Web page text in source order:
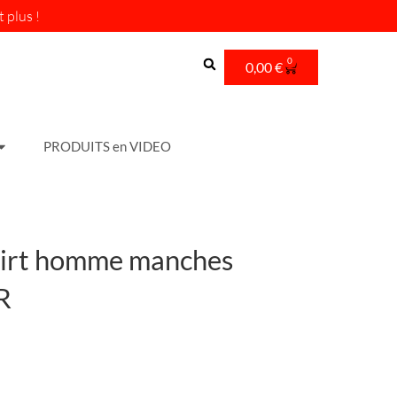
plus !
0,00€ 0
Cart
PRODUITS en VIDEO
homme manches